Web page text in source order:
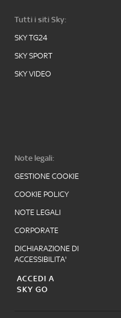
Tutti i siti Sky:
SKY TG24
SKY SPORT
SKY VIDEO
Note legali:
GESTIONE COOKIE
COOKIE POLICY
NOTE LEGALI
CORPORATE
DICHIARAZIONE DI
ACCESSIBILITA'
ACCEDI A
SKY GO